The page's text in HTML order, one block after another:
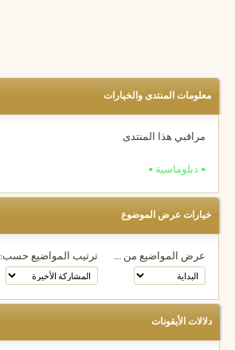
معلومات المنتدى والخيارات
مراقبي هذا المنتدى
• دبلوماسية •
خيارات عرض الموضوع
عرض المواضيع من ... ترتيب المواضيع حسب:
دلالات الأيقونات